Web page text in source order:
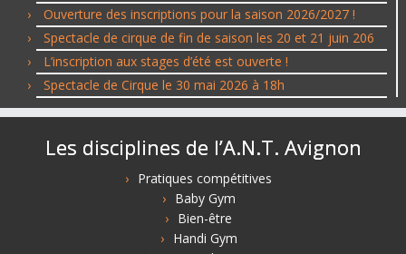
Ouverture des inscriptions pour la saison 2026/2027 !
Spectacle de cirque de fin de saison les 20 et 21 juin 206
L’inscription aux stages d’été est ouverte !
Spectacle de Cirque le 30 mai 2026 à 18h
Les disciplines de l’A.N.T. Avignon
Pratiques compétitives
Baby Gym
Bien-être
Handi Gym